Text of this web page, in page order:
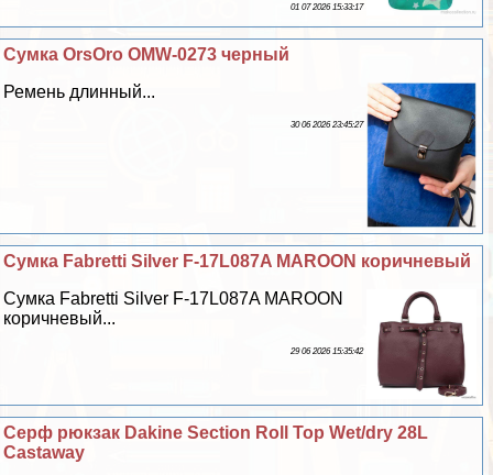
01 07 2026 15:33:17
Сумка OrsOro OMW-0273 черный
Ремень длинный...
30 06 2026 23:45:27
Сумка Fabretti Silver F-17L087A MAROON коричневый
Сумка Fabretti Silver F-17L087A MAROON
коричневый...
29 06 2026 15:35:42
Серф рюкзак Dakine Section Roll Top Wet/dry 28L
Castaway